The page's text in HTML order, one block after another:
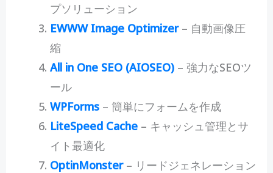
プソリューション
EWWW Image Optimizer– 自動画像圧
縮
All in One SEO (AIOSEO)– 強力なSEOツ
ール
WPForms– 簡単にフォームを作成
LiteSpeed Cache– キャッシュ管理とサ
イト最適化
OptinMonster– リードジェネレーション